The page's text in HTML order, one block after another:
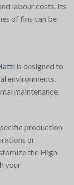
labour costs. Its
of fins can be
is designed to
environments.
maintenance.
production
or
the High
your